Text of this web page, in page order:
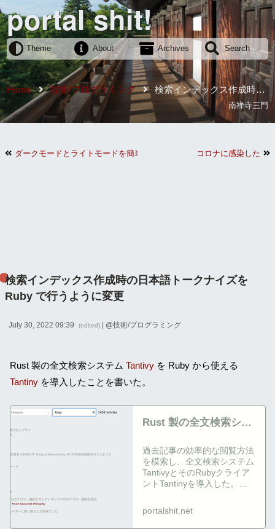
portal shit!
Theme About Archives Search
Home 技術/プログラミング
検索インデックス作成時の
日本語トークナイズを Ruby で行うように変更
南禅寺三門
ダークモードとライトモードを簡単に切り替えられるようにした
コロナに感染した
検索インデックス作成時の日本語トークナイズを
Ruby で行うように変更
July 30, 2022 09:39 (edited) | @技術/プログラミング
Rust 製の全文検索システム Tantivyを Ruby から使える
Tantinyを導入したことを書いた。
Rust 製の全文検索シス
で使える Tantiny を導
入した
過去記事の効率的な閲覧方法
を模索し、全文検索システム
TantivyとそのRubyクライア
ントTantinyを導入した。個
可能になり、技術の進歩を実
感している。
portalshit.net